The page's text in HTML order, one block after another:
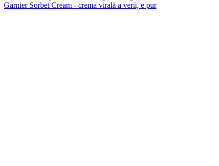
Garnier Sorbet Cream - crema virală a verii, e pur